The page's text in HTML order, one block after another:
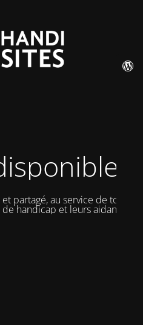
partagé, au service de toutes
handicap et leurs aidants.